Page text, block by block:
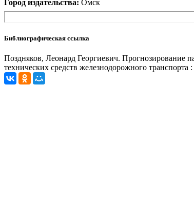
Город издательства: Омск
Библиографическая ссылка
Поздняков, Леонард Георгиевич. Прогнозирование
технических средств железнодорожного